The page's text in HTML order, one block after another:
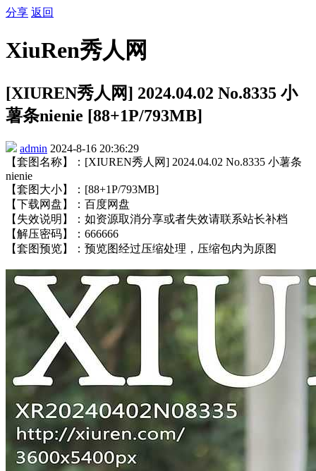
分享 返回
XiuRen秀人网
[XIUREN秀人网] 2024.04.02 No.8335 小
薯条nienie [88+1P/793MB]
admin 2024-8-16 20:36:29
【套图名称】：[XIUREN秀人网] 2024.04.02 No.8335 小薯条
nienie
【套图大小】：[88+1P/793MB]
【下载网盘】：百度网盘
【失效说明】：如资源取消分享或者失效请联系站长补档
【解压密码】：666666
【套图预览】：预览图经过压缩处理，压缩包内为原图